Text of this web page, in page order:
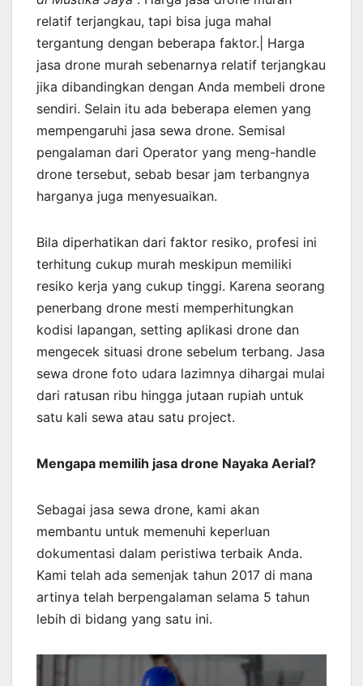
relatif terjangkau, tapi bisa juga mahal
tergantung dengan beberapa faktor.| Harga
jasa drone murah sebenarnya relatif terjangkau
jika dibandingkan dengan Anda membeli drone
sendiri. Selain itu ada beberapa elemen yang
mempengaruhi jasa sewa drone. Semisal
pengalaman dari Operator yang meng-handle
drone tersebut, sebab besar jam terbangnya
harganya juga menyesuaikan.
Bila diperhatikan dari faktor resiko, profesi ini
terhitung cukup murah meskipun memiliki
resiko kerja yang cukup tinggi. Karena seorang
penerbang drone mesti memperhitungkan
kodisi lapangan, setting aplikasi drone dan
mengecek situasi drone sebelum terbang. Jasa
sewa drone foto udara lazimnya dihargai mulai
dari ratusan ribu hingga jutaan rupiah untuk
satu kali sewa atau satu project.
Mengapa memilih jasa drone Nayaka Aerial?
Sebagai jasa sewa drone, kami akan
membantu untuk memenuhi keperluan
dokumentasi dalam peristiwa terbaik Anda.
Kami telah ada semenjak tahun 2017 di mana
artinya telah berpengalaman selama 5 tahun
lebih di bidang yang satu ini.